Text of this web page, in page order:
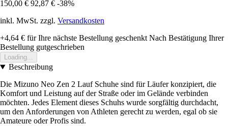
150,00 € 92,87 € -38%
inkl. MwSt. zzgl. Versandkosten
+4,64 € für Ihre nächste Bestellung geschenkt Nach Bestätigung Ihrer
Bestellung gutgeschrieben
Loading...
Beschreibung
Die Mizuno Neo Zen 2 Lauf Schuhe sind für Läufer konzipiert, die
Komfort und Leistung auf der Straße oder im Gelände verbinden
möchten. Jedes Element dieses Schuhs wurde sorgfältig durchdacht,
um den Anforderungen von Athleten gerecht zu werden, egal ob sie
Amateure oder Profis sind.